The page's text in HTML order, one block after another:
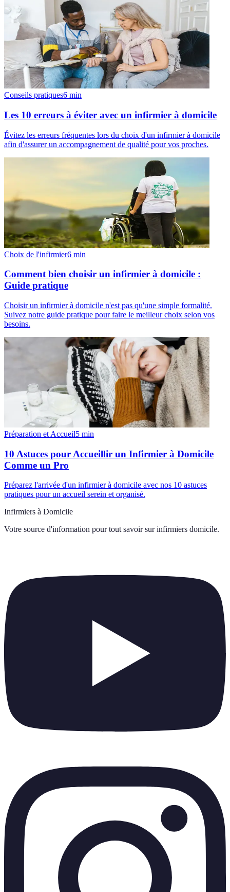
Conseils pratiques6 min
Les 10 erreurs à éviter avec un infirmier à domicile
Évitez les erreurs fréquentes lors du choix d'un infirmier à domicile
afin d'assurer un accompagnement de qualité pour vos proches.
Choix de l'infirmier6 min
Comment bien choisir un infirmier à domicile :
Guide pratique
Choisir un infirmier à domicile n'est pas qu'une simple formalité.
Suivez notre guide pratique pour faire le meilleur choix selon vos
besoins.
Préparation et Accueil5 min
10 Astuces pour Accueillir un Infirmier à Domicile
Comme un Pro
Préparez l'arrivée d'un infirmier à domicile avec nos 10 astuces
pratiques pour un accueil serein et organisé.
Infirmiers à Domicile
Votre source d'information pour tout savoir sur infirmiers domicile.